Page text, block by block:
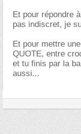
Et pour répondre
pas indiscret, je
Et pour mettre
QUOTE, entre
et tu finis par la
aussi...